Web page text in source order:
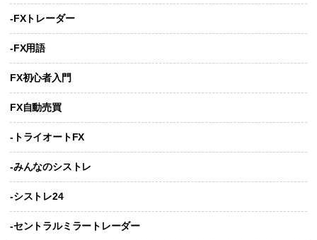
-FXトレーダー
-FX用語
FX初心者入門
FX自動売買
-トライオートFX
-みんなのシストレ
-シストレ24
-セントラルミラートレーダー